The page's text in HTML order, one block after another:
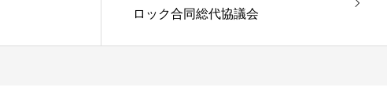
ロック合同総代協議会